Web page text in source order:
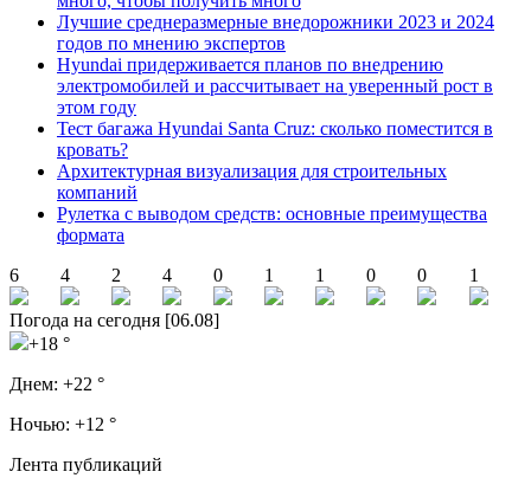
Лучшие среднеразмерные внедорожники 2023 и 2024
годов по мнению экспертов
Hyundai придерживается планов по внедрению
электромобилей и рассчитывает на уверенный рост в
этом году
Тест багажа Hyundai Santa Cruz: сколько поместится в
кровать?
Архитектурная визуализация для строительных
компаний
Рулетка с выводом средств: основные преимущества
формата
6
4 2 4 0 1 1 0 0 1
Погода на сегодня [06.08]
+18 °
Днем: +22 °
Ночью: +12 °
Лента публикаций